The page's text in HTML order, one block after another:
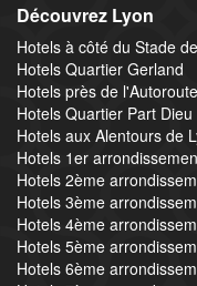
Découvrez Lyon
Hotels à côté du Stade
Hotels Quartier Gerland
Hotels près de l'Autoroute
Hotels Quartier Part Dieu
Hotels aux Alentours de
Hotels 1er
Hotels 2ème
Hotels 3ème
Hotels 4ème
Hotels 5ème
Hotels 6ème